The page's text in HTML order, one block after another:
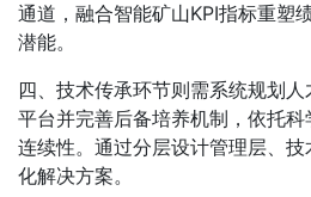
通道，融合智能矿山KPI指标重塑
潜能。
四、技术传承环节则需系统规划
平台并完善后备培养机制，依托
连续性。通过分层设计管理层、
化解决方案。